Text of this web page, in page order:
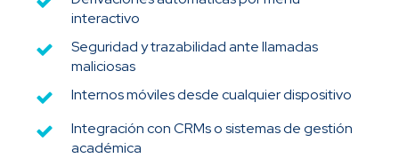
interactivo
Seguridad y trazabilidad ante llamadas
maliciosas
Internos móviles desde cualquier dispositivo
Integración con CRMs o sistemas de gestión
académica